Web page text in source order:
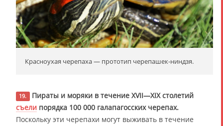
Красноухая черепаха — прототип черепашек-ниндзя.
19.
Пираты и моряки в течение XVII—XIX столетий
съели порядка 100 000 галапагосских черепах.
Поскольку эти черепахи могут выживать в течение